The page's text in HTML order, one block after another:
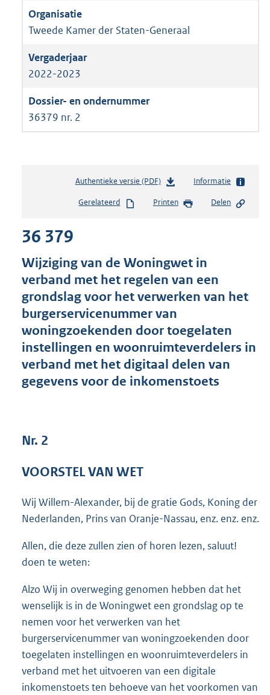
Tweede Kamer der Staten-Generaal
2022-2023
36379 nr. 2
Authentieke versie (PDF)b
s
s
g
r
o
t
t
:
4
Informatie
Gerelateerd Printen Delen
36 379
Wijziging van de Woningwet in
verband met het regelen van een
grondslag voor het verwerken van het
burgerservicenummer van
woningzoekenden door toegelaten
instellingen en woonruimteverdelers in
verband met het digitaal delen van
gegevens voor de inkomenstoets
Nr. 2
VOORSTEL VAN WET
Wij Willem-Alexander, bij de gratie Gods, Koning der
Nederlanden, Prins van Oranje-Nassau, enz. enz. enz.
Allen, die deze zullen zien of horen lezen, saluut!
doen te weten:
Alzo Wij in overweging genomen hebben dat het
wenselijk is in de Woningwet een grondslag op te
nemen voor het verwerken van het
burgerservicenummer van woningzoekenden door
toegelaten instellingen en woonruimteverdelers in
verband met het uitvoeren van een digitale
inkomenstoets ten behoeve van het voorkomen van